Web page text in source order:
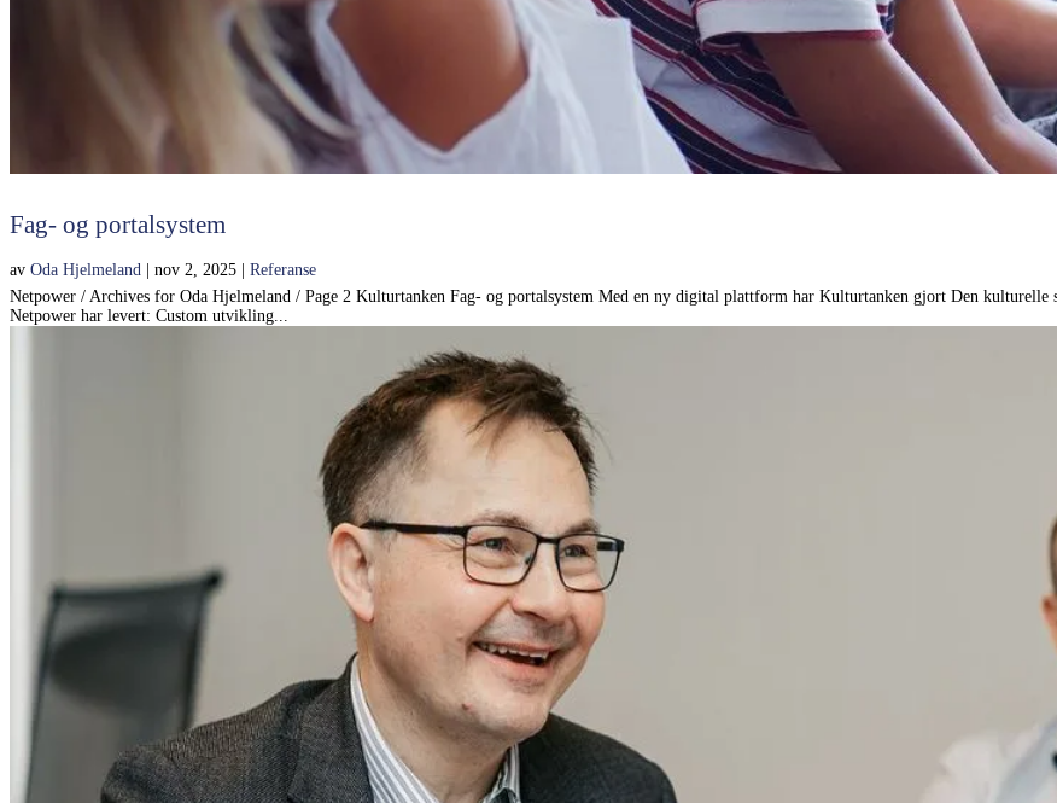
Fag- og portalsystem
av Oda Hjelmeland nov 2, 2025
Referanse
Netpower / Archives for Oda Hjelmeland / Page 2 Kulturtanken Fag- og portalsystem Med en ny digital plattform har Kulturtanken gjort Den
Netpower har levert: Custom utvikling...